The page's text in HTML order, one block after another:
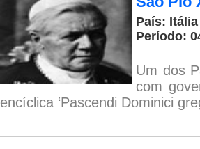
País: Itália
Período:
Um dos
com
encíclica ‘Pascendi Dominici